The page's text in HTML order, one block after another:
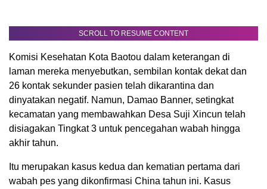
SCROLL TO RESUME CONTENT
Komisi Kesehatan Kota Baotou dalam keterangan di
laman mereka menyebutkan, sembilan kontak dekat dan
26 kontak sekunder pasien telah dikarantina dan
dinyatakan negatif. Namun, Damao Banner, setingkat
kecamatan yang membawahkan Desa Suji Xincun telah
disiagakan Tingkat 3 untuk pencegahan wabah hingga
akhir tahun.
Itu merupakan kasus kedua dan kematian pertama dari
wabah pes yang dikonfirmasi China tahun ini. Kasus